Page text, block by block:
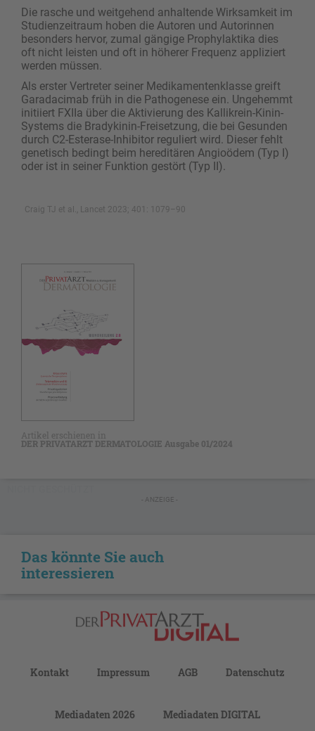
Die rasche und weitgehend anhaltende Wirksamkeit im
Studienzeitraum hoben die Autoren und Autorinnen
besonders hervor, zumal gängige Prophylaktika dies
oft nicht leisten und oft in höherer Frequenz appliziert
werden müssen.
Als erster Vertreter seiner Medikamentenklasse greift
Garadacimab früh in die Pathogenese ein. Ungehemmt
initiiert FXIIa über die Aktivierung des Kallikrein-Kinin-
Systems die Bradykinin-Freisetzung, die bei Gesunden
durch C2-Esterase-Inhibitor reguliert wird. Dieser fehlt
genetisch bedingt beim hereditären Angioödem (Typ I)
oder ist in seiner Funktion gestört (Typ II).
Craig TJ et al., Lancet 2023; 401: 1079–90
Artikel erschienen in
DER PRIVATARZT DERMATOLOGIE Ausgabe 01/2024
- ANZEIGE -
Das könnte Sie auch
interessieren
Kontakt Impressum AGB Datenschutz
Mediadaten 2026 Mediadaten DIGITAL